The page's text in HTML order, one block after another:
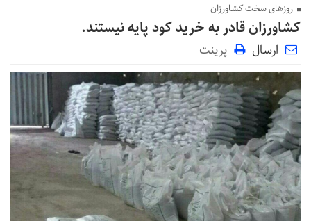
روزهای سخت کشاورزان
کشاورزان قادر به خرید کود پایه نیستند.
ارسال پرینت